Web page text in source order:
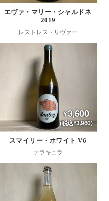
エヴァ・マリー・シャルドネ
2019
レストレス・リヴァー
3,600
(税込¥3,960)
スマイリー・ホワイト V6
テラキュラ